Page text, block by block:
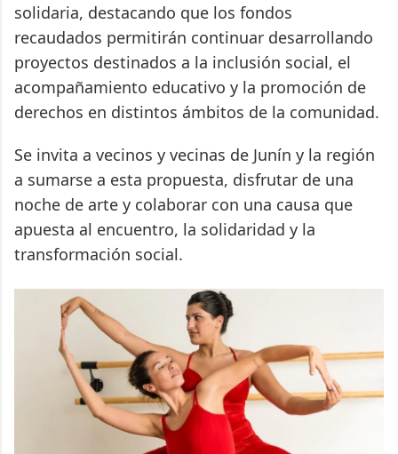
solidaria, destacando que los fondos
recaudados permitirán continuar desarrollando
proyectos destinados a la inclusión social, el
acompañamiento educativo y la promoción de
derechos en distintos ámbitos de la comunidad.
Se invita a vecinos y vecinas de Junín y la región
a sumarse a esta propuesta, disfrutar de una
noche de arte y colaborar con una causa que
apuesta al encuentro, la solidaridad y la
transformación social.